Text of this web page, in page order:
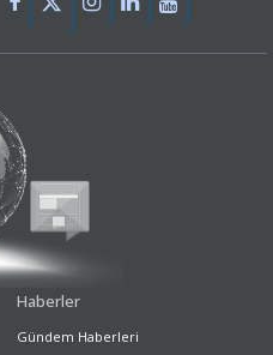
Haberler
Gündem Haberleri